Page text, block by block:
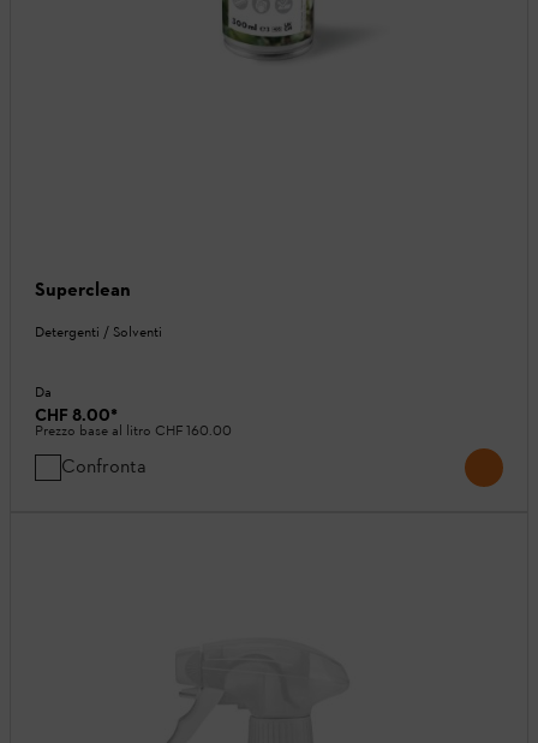
Superclean
Detergenti / Solventi
Da
CHF 8.00*
Prezzo base al litro CHF 160.00
Confronta